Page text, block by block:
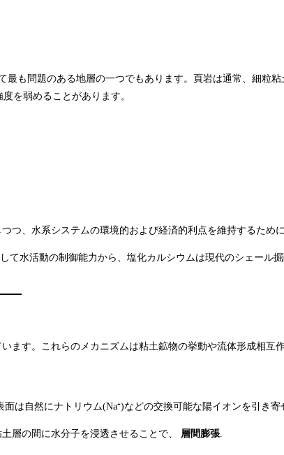
最も問題のある地層の一つでもあります。頁岩は通常、細粒
を弱めることがあります。
、水系システムの環境的および経済的利点を維持するため
て水活動の制御能力から、塩化カルシウムは現代のシェール
す。これらのメカニズムは粘土鉱物の挙動や流体形成相互
は自然にナトリウム(Na⁺)などの交換可能な陽イオンを引き寄
層の間に水分子を浸透させることで、 層間膨張.